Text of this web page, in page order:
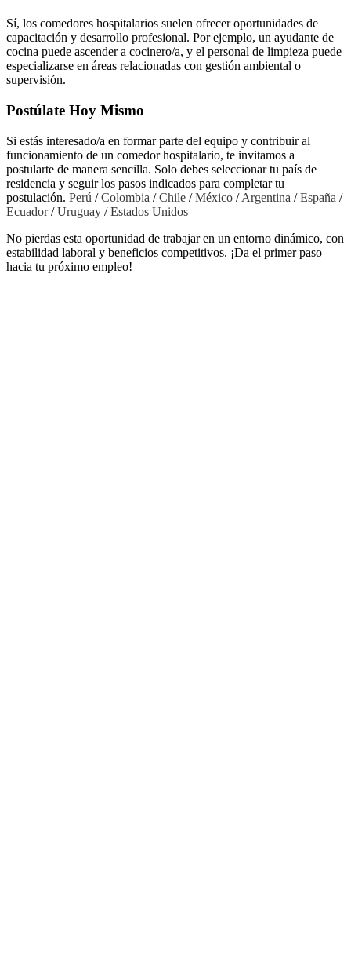
Sí, los comedores hospitalarios suelen ofrecer oportunidades de
capacitación y desarrollo profesional. Por ejemplo, un ayudante de
cocina puede ascender a cocinero/a, y el personal de limpieza puede
especializarse en áreas relacionadas con gestión ambiental o
supervisión.
Postúlate Hoy Mismo
Si estás interesado/a en formar parte del equipo y contribuir al
funcionamiento de un comedor hospitalario, te invitamos a
postularte de manera sencilla. Solo debes seleccionar tu país de
residencia y seguir los pasos indicados para completar tu
postulación. Perú /Colombia /Chile /México /Argentina /España /
Ecuador/Uruguay /Estados Unidos
No pierdas esta oportunidad de trabajar en un entorno dinámico, con
estabilidad laboral y beneficios competitivos. ¡Da el primer paso
hacia tu próximo empleo!